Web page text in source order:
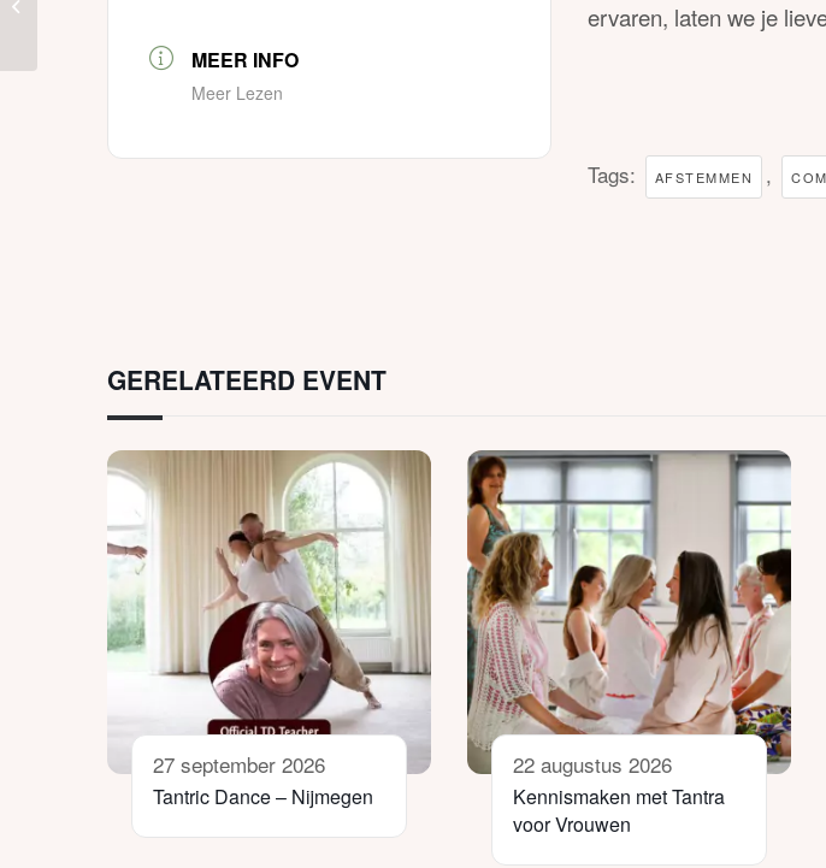
MEER INFO
Meer Lezen
ervaren, laten we je
Tags: AFSTEMMEN ,
GERELATEERD EVENT
27 september 2026
Tantric Dance – Nijmegen
22 augustus 2026
Kennismaken met Tantra
voor Vrouwen